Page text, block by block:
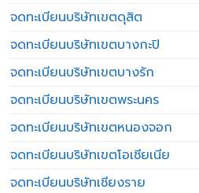
จดทะเบียนบริษัทเขตดุสิต
จดทะเบียนบริษัทเขตบางกะปิ
จดทะเบียนบริษัทเขตบางรัก
จดทะเบียนบริษัทเขตพระนคร
จดทะเบียนบริษัทเขตหนองจอก
จดทะเบียนบริษัทเขตโอเชียเนีย
จดทะเบียนบริษัทเชียงราย